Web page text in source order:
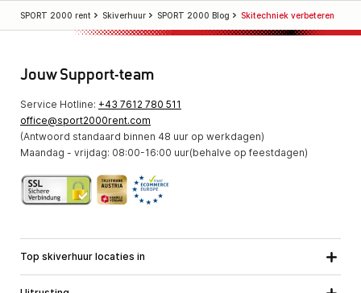
SPORT 2000 rent Skiverhuur SPORT 2000 Blog Skitechniek verbeteren
Jouw Support-team
Service Hotline: +43 7612 780 511
office@sport2000rent.com
(Antwoord standaard binnen 48 uur op werkdagen)
Maandag - vrijdag: 08:00-16:00 uur(behalve op feestdagen)
Top skiverhuur locaties in